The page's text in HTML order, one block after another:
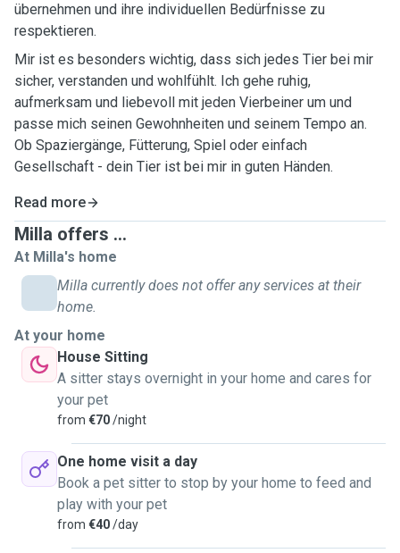
übernehmen und ihre individuellen Bedürfnisse zu
respektieren.
Mir ist es besonders wichtig, dass sich jedes Tier bei mir
sicher, verstanden und wohlfühlt. Ich gehe ruhig,
aufmerksam und liebevoll mit jeden Vierbeiner um und
passe mich seinen Gewohnheiten und seinem Tempo an.
Ob Spaziergänge, Fütterung, Spiel oder einfach
Gesellschaft - dein Tier ist bei mir in guten Händen.
Read more
Milla offers ...
At Milla's home
Milla currently does not offer any services at their
home.
At your home
House Sitting
A sitter stays overnight in your home and cares for
your pet
from €70/night
One home visit a day
Book a pet sitter to stop by your home to feed and
play with your pet
from €40/day